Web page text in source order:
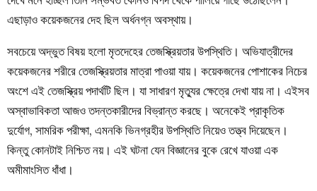
এছাড়াও কয়েকজনের দেহ ছিল অর্ধনগ্ন অবস্থায়।
সবচেয়ে অদ্ভুত বিষয় হলো মৃতদেহের তেজস্ক্রিয়তার উপস্থিতি। অভিযাত্রীদের
কয়েকজনের শরীরে তেজস্ক্রিয়তার মাত্রা পাওয়া যায়। কয়েকজনের পোশাকের নিচের
অংশে এই তেজস্ক্রিয় পদার্থটি ছিল। যা সাধারণ মৃত্যুর ক্ষেত্রে দেখা যায় না। এইসব
অস্বাভাবিকতা আজও তদন্তকারীদের বিভ্রান্ত করছে। অনেকেই প্রাকৃতিক
দুর্যোগ, সামরিক পরীক্ষা, এমনকি ভিনগ্রহীর উপস্থিতি নিয়েও তত্ত্ব দিয়েছেন।
কিন্তু কোনটাই নিশ্চিত নয়। এই ঘটনা যেন বিজ্ঞানের বুকে রেখে যাওয়া এক
অমীমাংসিত ধাঁধা।